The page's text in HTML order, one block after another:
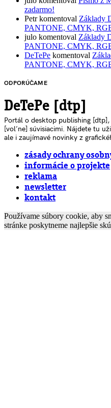
zadarmo!
Petrkomentoval Základy
PANTONE, CMYK,
julo komentoval Základy
PANTONE, CMYK,
DeTePe komentoval
PANTONE, CMYK,
ODPORÚČAME
DeTePe [dtp]
Portál o desktop publishing
[voľne] súvisiacimi. Nájdete tu
ale i zaujímavé novinky z
zásady ochrany
informácie o projekte
reklama
newsletter
kontakt
Používame súbory cookie, aby
stránke poskytneme najlepšie